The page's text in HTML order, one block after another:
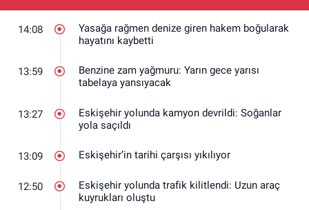
14:08
Yasağa rağmen denize giren hakem boğularak
hayatını kaybetti
13:59
Benzine zam yağmuru: Yarın gece yarısı
tabelaya yansıyacak
13:27
Eskişehir yolunda kamyon devrildi: Soğanlar
yola saçıldı
13:09 Eskişehir’in tarihi çarşısı yıkılıyor
12:50
Eskişehir yolunda trafik kilitlendi: Uzun araç
kuyrukları oluştu